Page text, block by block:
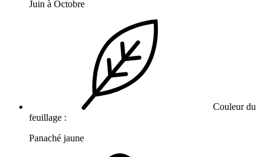
Juin à Octobre
Couleur du
feuillage :
Panaché jaune